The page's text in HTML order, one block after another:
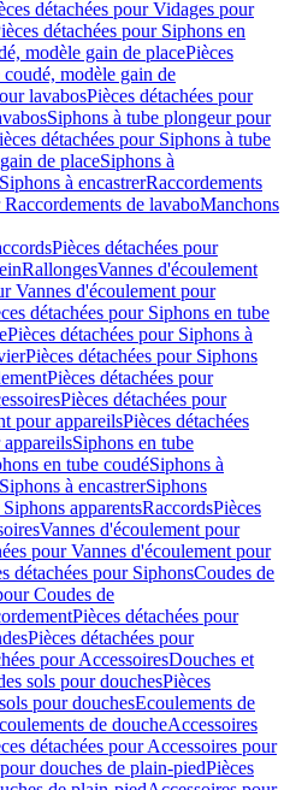
détachées pour Vidages pour
détachées pour Siphons en
modèle gain de placePièces
modèle gain de
lavabosPièces détachées pour
Siphons à tube plongeur pour
détachées pour Siphons à tube
de placeSiphons à
à encastrerRaccordements
de lavaboManchons
Pièces détachées pour
RallongesVannes d'écoulement
Vannes d'écoulement pour
détachées pour Siphons en tube
Pièces détachées pour Siphons à
Pièces détachées pour Siphons
Pièces détachées pour
Pièces détachées pour
pour appareilsPièces détachées
Siphons en tube
en tube coudéSiphons à
à encastrerSiphons
apparentsRaccordsPièces
Vannes d'écoulement pour
pour Vannes d'écoulement pour
détachées pour SiphonsCoudes de
Coudes de
Pièces détachées pour
Pièces détachées pour
pour AccessoiresDouches et
sols pour douchesPièces
pour douchesEcoulements de
de doucheAccessoires
détachées pour Accessoires pour
douches de plain-piedPièces